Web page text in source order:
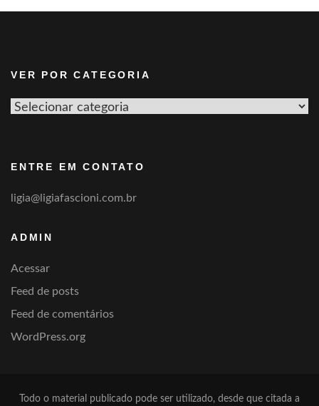
VER POR CATEGORIA
Ver
ENTRE EM CONTATO
ligia@ligiafascioni.com.br
ADMIN
Acessar
Feed de posts
Feed de comentários
WordPress.org
Todo o material publicado pode ser utilizado, desde que citada a